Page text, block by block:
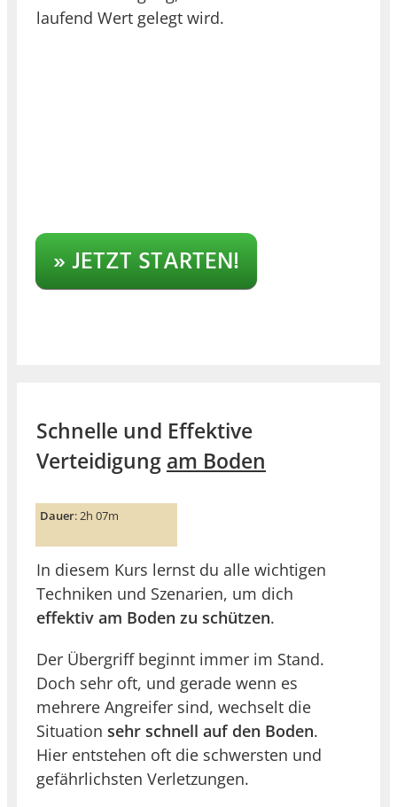
laufend Wert gelegt wird.
» JETZT STARTEN!
Schnelle und Effektive
Verteidigung am Boden
Dauer: 2h 07m
In diesem Kurs lernst du alle wichtigen
Techniken und Szenarien, um dich
effektiv am Boden zu schützen.
Der Übergriff beginnt immer im Stand.
Doch sehr oft, und gerade wenn es
mehrere Angreifer sind, wechselt die
Situation sehr schnell auf den Boden.
Hier entstehen oft die schwersten und
gefährlichsten Verletzungen.